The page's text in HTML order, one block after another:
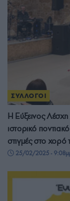
ΣΥΛΛΟΓΟΙ
Η Εύξεινος
ιστορικό
στιγμές στο χορό
25/02/2025 -